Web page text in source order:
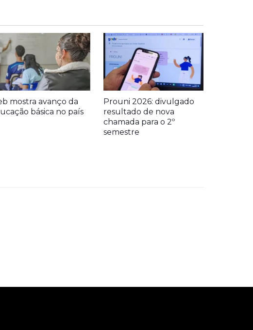
mostra avanço da
básica no país
Prouni 2026: divulgado
resultado de nova
chamada para o 2º
semestre